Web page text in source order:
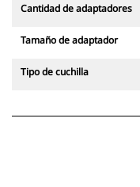
Cantidad de adaptadores
Tamaño de adaptador
Tipo de cuchilla